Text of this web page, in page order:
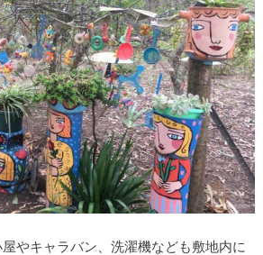
やキャラバン、洗濯機なども敷地内に